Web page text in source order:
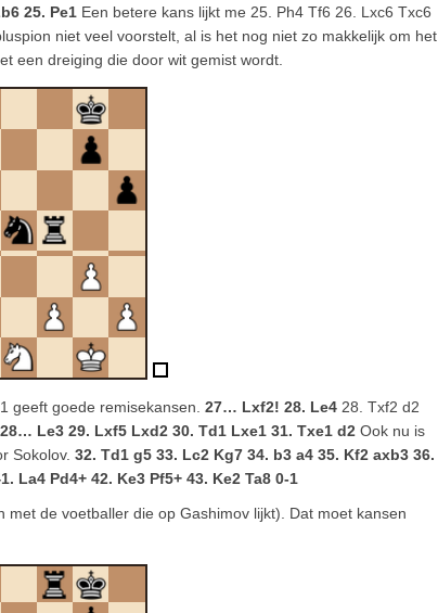
25. Pe1 Een betere kans lijkt me 25. Ph4 Tf6 26. Lxc6 Txc6
niet veel voorstelt, al is het nog niet zo makkelijk om het
een dreiging die door wit gemist wordt.
geeft goede remisekansen. 27… Lxf2! 28. Le4 28. Txf2 d2
28… Le3 29. Lxf5 Lxd2 30. Td1 Lxe1 31. Txe1 d2 Ook nu is
Sokolov. 32. Td1 g5 33. Lc2 Kg7 34. b3 a4 35. Kf2 axb3 36.
La4 Pd4+ 42. Ke3 Pf5+ 43. Ke2 Ta8 0-1
de voetballer die op Gashimov lijkt). Dat moet kansen